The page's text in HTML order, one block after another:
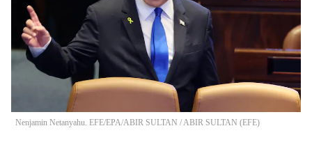
Nenjamin Netanyahu. EFE/EPA/ABIR SULTAN /ABIR SULTAN (EFE)